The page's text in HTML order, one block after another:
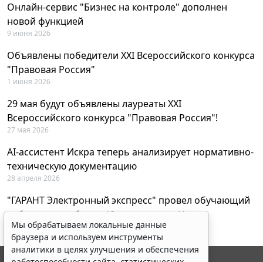
Онлайн-сервис "Бизнес на контроле" дополнен
новой функцией
9 июня 2026
Объявлены победители XXI Всероссийского конкурса
"Правовая Россия"
1 июня 2026
29 мая будут объявлены лауреаты XXI
Всероссийского конкурса "Правовая Россия"!
27 мая 2026
AI-ассистент Искра теперь анализирует нормативно-
техническую документацию
28 апреля 2026
"ГАРАНТ Электронный экспресс" провел обучающий
вебинар по работе с AI-ассистентом Искра
23 апреля 2026
Мы обрабатываем локальные данные
браузера и используем инструменты
аналитики в целях улучшения и обеспечения